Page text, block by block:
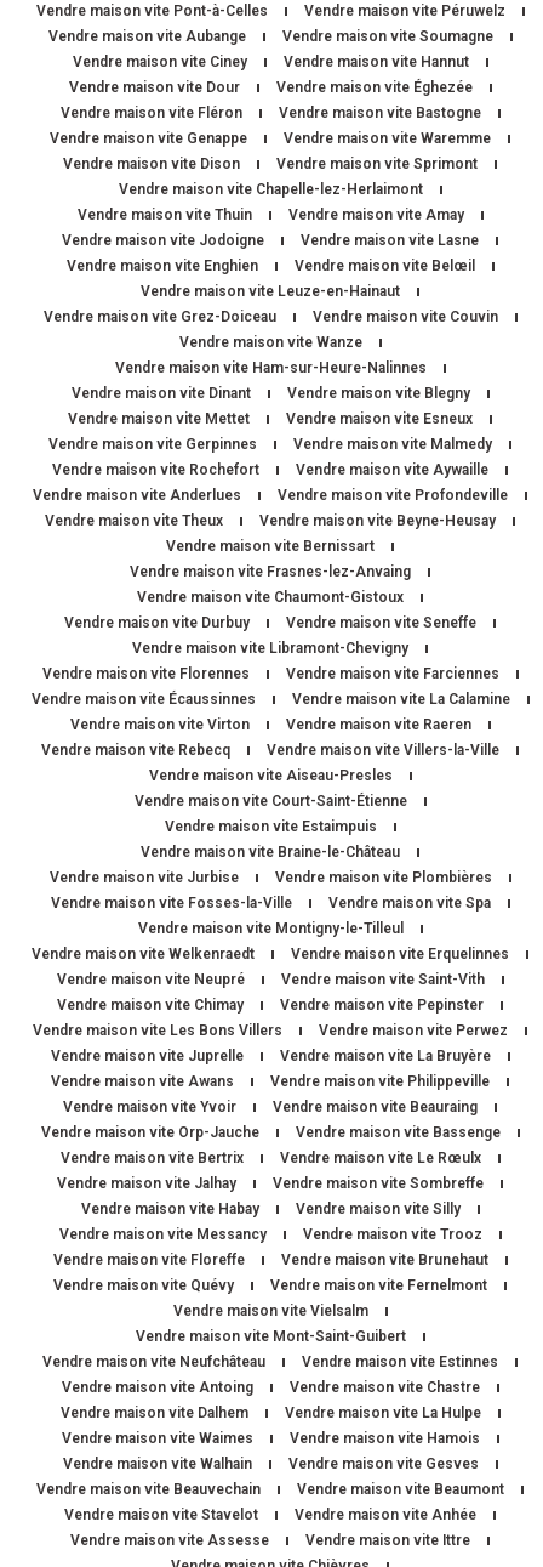
Vendre maison vite Pont-à-Celles
Vendre maison vite Péruwelz
Vendre maison vite Aubange
Vendre maison vite Soumagne
Vendre maison vite Ciney
Vendre maison vite Hannut
Vendre maison vite Dour
Vendre maison vite Éghezée
Vendre maison vite Fléron
Vendre maison vite Bastogne
Vendre maison vite Genappe
Vendre maison vite Waremme
Vendre maison vite Dison
Vendre maison vite Sprimont
Vendre maison vite Chapelle-lez-Herlaimont
Vendre maison vite Thuin
Vendre maison vite Amay
Vendre maison vite Jodoigne
Vendre maison vite Lasne
Vendre maison vite Enghien
Vendre maison vite Belœil
Vendre maison vite Leuze-en-Hainaut
Vendre maison vite Grez-Doiceau
Vendre maison vite Couvin
Vendre maison vite Wanze
Vendre maison vite Ham-sur-Heure-Nalinnes
Vendre maison vite Dinant
Vendre maison vite Blegny
Vendre maison vite Mettet
Vendre maison vite Esneux
Vendre maison vite Gerpinnes
Vendre maison vite Malmedy
Vendre maison vite Rochefort
Vendre maison vite Aywaille
Vendre maison vite Anderlues
Vendre maison vite Profondeville
Vendre maison vite Theux
Vendre maison vite Beyne-Heusay
Vendre maison vite Bernissart
Vendre maison vite Frasnes-lez-Anvaing
Vendre maison vite Chaumont-Gistoux
Vendre maison vite Durbuy
Vendre maison vite Seneffe
Vendre maison vite Libramont-Chevigny
Vendre maison vite Florennes
Vendre maison vite Farciennes
Vendre maison vite Écaussinnes
Vendre maison vite La Calamine
Vendre maison vite Virton
Vendre maison vite Raeren
Vendre maison vite Rebecq
Vendre maison vite Villers-la-Ville
Vendre maison vite Aiseau-Presles
Vendre maison vite Court-Saint-Étienne
Vendre maison vite Estaimpuis
Vendre maison vite Braine-le-Château
Vendre maison vite Jurbise
Vendre maison vite Plombières
Vendre maison vite Fosses-la-Ville
Vendre maison vite Spa
Vendre maison vite Montigny-le-Tilleul
Vendre maison vite Welkenraedt
Vendre maison vite Erquelinnes
Vendre maison vite Neupré
Vendre maison vite Saint-Vith
Vendre maison vite Chimay
Vendre maison vite Pepinster
Vendre maison vite Les Bons Villers
Vendre maison vite Perwez
Vendre maison vite Juprelle
Vendre maison vite La Bruyère
Vendre maison vite Awans
Vendre maison vite Philippeville
Vendre maison vite Yvoir
Vendre maison vite Beauraing
Vendre maison vite Orp-Jauche
Vendre maison vite Bassenge
Vendre maison vite Bertrix
Vendre maison vite Le Rœulx
Vendre maison vite Jalhay
Vendre maison vite Sombreffe
Vendre maison vite Habay
Vendre maison vite Silly
Vendre maison vite Messancy
Vendre maison vite Trooz
Vendre maison vite Floreffe
Vendre maison vite Brunehaut
Vendre maison vite Quévy
Vendre maison vite Fernelmont
Vendre maison vite Vielsalm
Vendre maison vite Mont-Saint-Guibert
Vendre maison vite Neufchâteau
Vendre maison vite Estinnes
Vendre maison vite Antoing
Vendre maison vite Chastre
Vendre maison vite Dalhem
Vendre maison vite La Hulpe
Vendre maison vite Waimes
Vendre maison vite Hamois
Vendre maison vite Walhain
Vendre maison vite Gesves
Vendre maison vite Beauvechain
Vendre maison vite Beaumont
Vendre maison vite Stavelot
Vendre maison vite Anhée
Vendre maison vite Assesse
Vendre maison vite Ittre